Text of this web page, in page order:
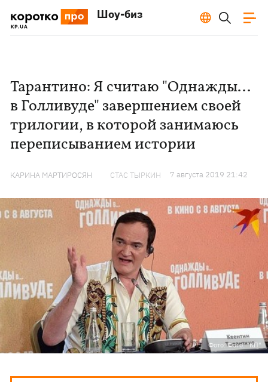
Шоу-биз
Тарантино: Я считаю "Однажды...
в Голливуде" завершением своей
трилогии, в которой занимаюсь
переписыванием истории
КАРИНА МАРТИРОСЯН СТАС ТЫРКИН 7 августа 2019 21:42
Фото: Фото: "КП"